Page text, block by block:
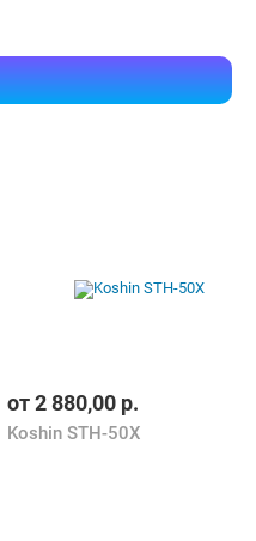
от2 880,00 р.
Koshin STH-50X